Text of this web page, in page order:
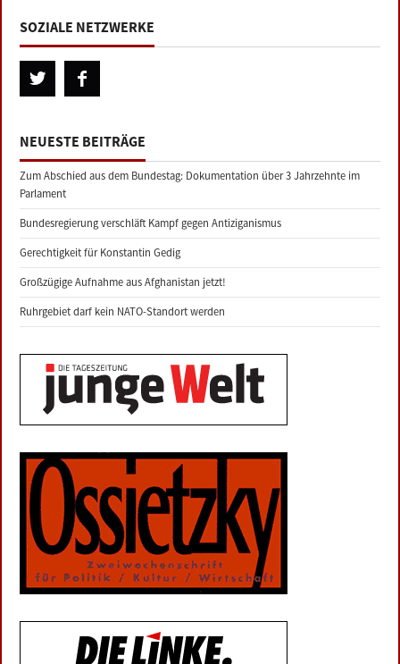
SOZIALE NETZWERKE
NEUESTE BEITRÄGE
Zum Abschied aus dem Bundestag: Dokumentation über 3 Jahrzehnte im
Parlament
Bundesregierung verschläft Kampf gegen Antiziganismus
Gerechtigkeit für Konstantin Gedig
Großzügige Aufnahme aus Afghanistan jetzt!
Ruhrgebiet darf kein NATO-Standort werden